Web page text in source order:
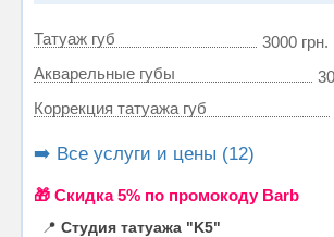
Татуаж губ
3000 грн.
Акварельные губы
Коррекция татуажа губ
➡️ Все услуги и цены (12)
🎁 Cкидка 5% по промокоду Barb
📍 Студия татуажа "K5"